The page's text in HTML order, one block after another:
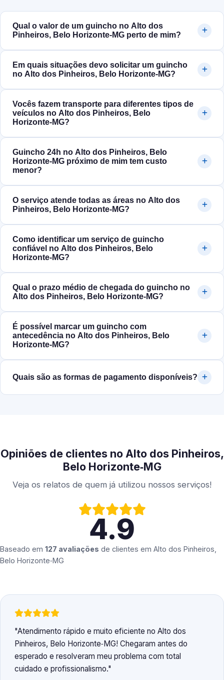
Qual o valor de um guincho no Alto dos
Pinheiros, Belo Horizonte‑MG perto de mim?
Em quais situações devo solicitar um guincho
no Alto dos Pinheiros, Belo Horizonte‑MG?
Vocês fazem transporte para diferentes tipos de
veículos no Alto dos Pinheiros, Belo
Horizonte‑MG?
Guincho 24h no Alto dos Pinheiros, Belo
Horizonte‑MG próximo de mim tem custo
menor?
O serviço atende todas as áreas no Alto dos
Pinheiros, Belo Horizonte‑MG?
Como identificar um serviço de guincho
confiável no Alto dos Pinheiros, Belo
Horizonte‑MG?
Qual o prazo médio de chegada do guincho no
Alto dos Pinheiros, Belo Horizonte‑MG?
É possível marcar um guincho com
antecedência no Alto dos Pinheiros, Belo
Horizonte‑MG?
Quais são as formas de pagamento disponíveis?
Opiniões de clientes no Alto dos Pinheiros,
Belo Horizonte‑MG
Veja os relatos de quem já utilizou nossos serviços!
4.9
Baseado em 127 avaliações de clientes em Alto dos Pinheiros,
Belo Horizonte‑MG
Atendimento rápido e muito eficiente no Alto dos
Pinheiros, Belo Horizonte‑MG! Chegaram antes do
esperado e resolveram meu problema com total
cuidado e profissionalismo.